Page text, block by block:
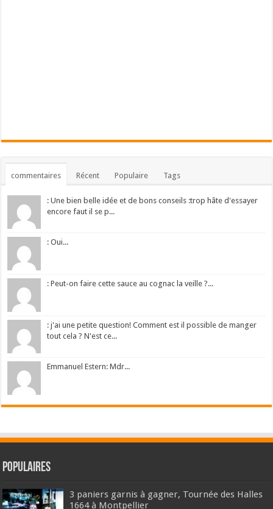
commentaires Récent Populaire Tags
: Une bien belle idée et de bons conseils :trop hâte d'essayer
encore faut il se p...
: Oui...
: Peut-on faire cette sauce au cognac la veille ?...
: j'ai une petite question! Comment est il possible de manger
tout cela ? N'est ce...
Emmanuel Estern: Mdr...
Populaires
3 paniers garnis à gagner, Tournée des Halles
1664 à Montpellier